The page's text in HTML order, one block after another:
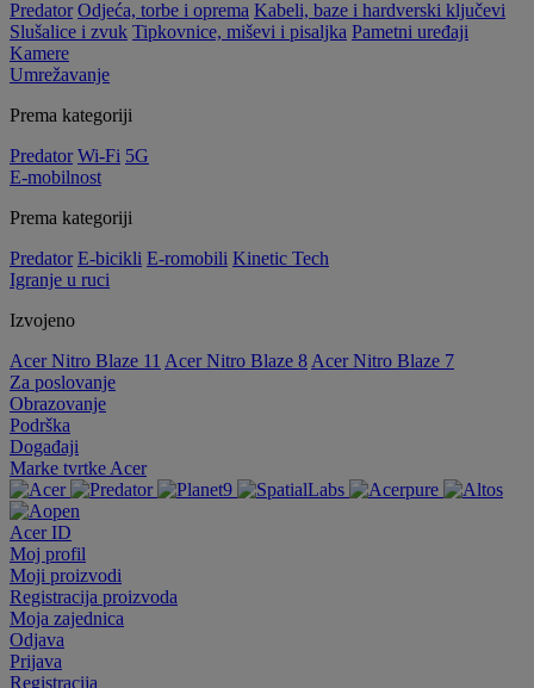
Predator Odjeća, torbe i oprema Kabeli, baze i hardverski ključevi
Slušalice i zvuk Tipkovnice, miševi i pisaljka Pametni uređaji
Kamere
Umrežavanje
Prema kategoriji
Predator Wi-Fi 5G
E-mobilnost
Prema kategoriji
Predator E-bicikli E-romobili Kinetic Tech
Igranje u ruci
Izvojeno
Acer Nitro Blaze 11 Acer Nitro Blaze 8 Acer Nitro Blaze 7
Za poslovanje
Obrazovanje
Podrška
Događaji
Marke tvrtke Acer
Acer ID
Moj profil
Moji proizvodi
Registracija proizvoda
Moja zajednica
Odjava
Prijava
Registracija